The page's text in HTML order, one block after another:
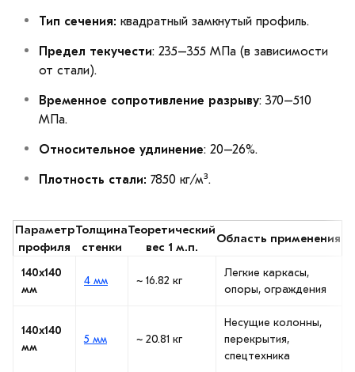
Тип сечения: квадратный замкнутый профиль.
Предел текучести: 235–355 МПа (в зависимости
от стали).
Временное сопротивление разрыву: 370–510
МПа.
Относительное удлинение: 20–26%.
Плотность стали: 7850 кг/м³.
Параметр
профиля
Толщина
стенки
Теоретический
вес 1 м.п.
Область применения
140х140
мм
4 мм ~ 16.82 кг
Легкие каркасы,
опоры, ограждения
140х140
мм
5 мм ~ 20.81 кг
Несущие колонны,
перекрытия,
спецтехника